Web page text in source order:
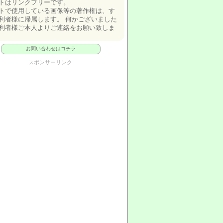
はリンクフリーです。
で使用している画像等の著作権は、す
者様に帰属します。 何かございました
者様ご本人よりご連絡をお願い致しま
お問い合わせはコチラ
スポンサーリンク